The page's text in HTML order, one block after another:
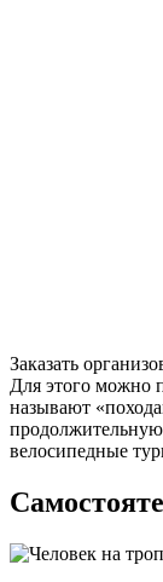
Заказать
Для этого можно
называют
велосипедные